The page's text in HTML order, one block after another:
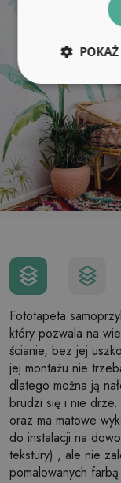
Fototapeta
który pozwala na
ścianie, bez jej
jej montażu nie
dlatego można ją
brudzi się i nie
oraz ma matowe
do instalacji na
tekstury) , ale nie
pomalowanych